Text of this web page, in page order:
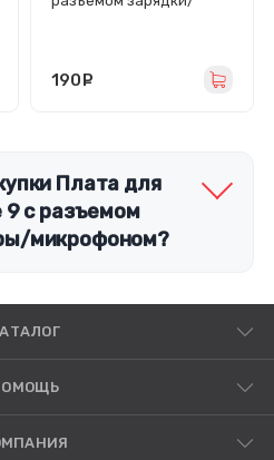
190
Плата для
9 с разъемом
микрофоном?